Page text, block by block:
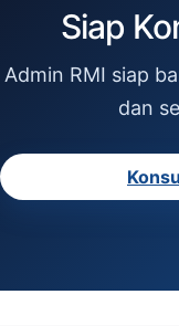
Siap
Admin RMI siap
dan